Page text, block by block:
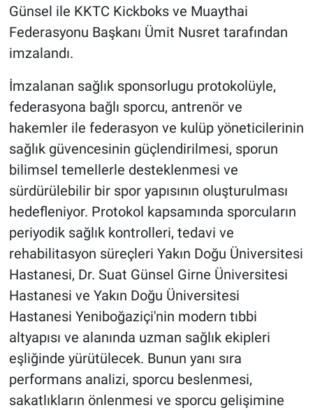
Günsel ile KKTC Kickboks ve Muaythai
Federasyonu Başkanı Ümit Nusret tarafından
imzalandı.
İmzalanan sağlık sponsorlugu protokolüyle,
federasyona bağlı sporcu, antrenör ve
hakemler ile federasyon ve kulüp yöneticilerinin
sağlık güvencesinin güçlendirilmesi, sporun
bilimsel temellerle desteklenmesi ve
sürdürülebilir bir spor yapısının oluşturulması
hedefleniyor. Protokol kapsamında sporcuların
periyodik sağlık kontrolleri, tedavi ve
rehabilitasyon süreçleri Yakın Doğu Üniversitesi
Hastanesi, Dr. Suat Günsel Girne Üniversitesi
Hastanesi ve Yakın Doğu Üniversitesi
Hastanesi Yeniboğaziçi'nin modern tıbbi
altyapısı ve alanında uzman sağlık ekipleri
eşliğinde yürütülecek. Bunun yanı sıra
performans analizi, sporcu beslenmesi,
sakatlıkların önlenmesi ve sporcu gelişimine